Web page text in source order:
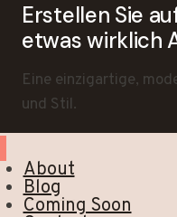
Erstellen Sie
etwas wirklich
Eine einzigartige,
und Stil.
About
Blog
Coming Soon